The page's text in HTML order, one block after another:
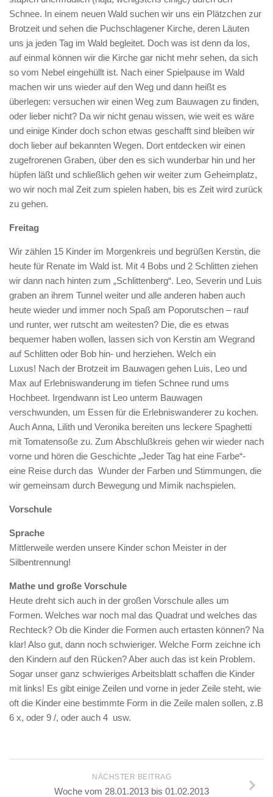
Schnee. In einem neuen Wald suchen wir uns ein Plätzchen zur
Brotzeit und sehen die Puchschlagener Kirche, deren Läuten
uns ja jeden Tag im Wald begleitet. Doch was ist denn da los,
auf einmal können wir die Kirche gar nicht mehr sehen, da sich
so vom Nebel eingehüllt ist. Nach einer Spielpause im Wald
machen wir uns wieder auf den Weg und dann heißt es
überlegen: versuchen wir einen Weg zum Bauwagen zu finden,
oder lieber nicht? Da wir nicht genau wissen, wie weit es wäre
und einige Kinder doch schon etwas geschafft sind bleiben wir
doch lieber auf bekannten Wegen. Dort entdecken wir einen
zugefrorenen Graben, über den es sich wunderbar hin und her
hüpfen läßt und schließlich gehen wir weiter zum Geheimplatz,
wo wir noch mal Zeit zum spielen haben, bis es Zeit wird zurück
zu gehen.
Freitag
Wir zählen 15 Kinder im Morgenkreis und begrüßen Kerstin, die
heute für Renate im Wald ist. Mit 4 Bobs und 2 Schlitten ziehen
wir dann nach hinten zum „Schlittenberg“. Leo, Severin und Luis
graben an ihrem Tunnel weiter und alle anderen haben auch
heute wieder und immer noch Spaß am Poporutschen – rauf
und runter, wer rutscht am weitesten? Die, die es etwas
bequemer haben wollen, lassen sich von Kerstin am Wegrand
auf Schlitten oder Bob hin- und herziehen. Welch ein
Luxus! Nach der Brotzeit im Bauwagen gehen Luis, Leo und
Max auf Erlebniswanderung im tiefen Schnee rund ums
Hochbeet. Irgendwann ist Leo unterm Bauwagen
verschwunden, um Essen für die Erlebniswanderer zu kochen.
Auch Anna, Lilith und Veronika bereiten uns leckere Spaghetti
mit Tomatensoße zu. Zum Abschlußkreis gehen wir wieder nach
vorne und hören die Geschichte „Jeder Tag hat eine Farbe“-
eine Reise durch das Wunder der Farben und Stimmungen, die
wir gemeinsam durch Bewegung und Mimik nachspielen.
Vorschule
Sprache
Mittlerweile werden unsere Kinder schon Meister in der
Silbentrennung!
Mathe und große Vorschule
Heute dreht sich auch in der großen Vorschule alles um
Formen. Welches war noch mal das Quadrat und welches das
Rechteck? Ob die Kinder die Formen auch ertasten können? Na
klar! Also gut, dann noch schwieriger. Welche Form zeichne ich
den Kindern auf den Rücken? Aber auch das ist kein Problem.
Sogar unser ganz schwieriges Arbeitsblatt schaffen die Kinder
mit links! Es gibt einige Zeilen und vorne in jeder Zeile steht, wie
oft die Kinder eine bestimmte Form in die Zeile malen sollen, z.B
6 x, oder 9 /, oder auch 4  usw.
NÄCHSTER BEITRAG
Woche vom 28.01.2013 bis 01.02.2013